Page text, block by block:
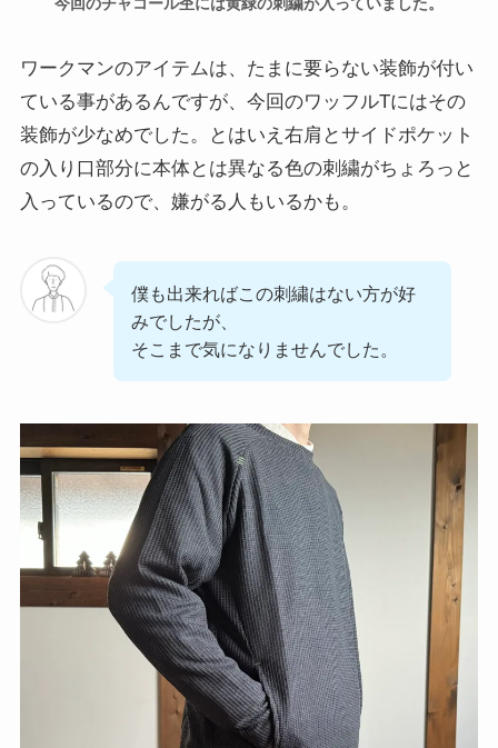
今回のチャコール杢には黄緑の刺繍が入っていました。
ワークマンのアイテムは、たまに要らない装飾が付い
ている事があるんですが、今回のワッフルTにはその
装飾が少なめでした。とはいえ右肩とサイドポケット
の入り口部分に本体とは異なる色の刺繍がちょろっと
入っているので、嫌がる人もいるかも。
僕も出来ればこの刺繍はない方が好
みでしたが、
そこまで気になりませんでした。